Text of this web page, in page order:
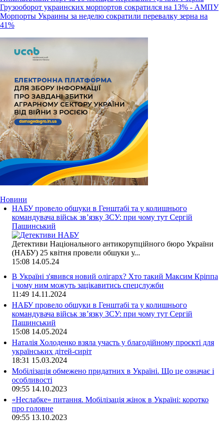
Грузооборот украинских морпортов сократился на 13% - АМПУ
Морпорты Украины за неделю сократили перевалку зерна на
41%
Новини
НАБУ провело обшуки в Генштабі та у колишнього
командувача військ зв’язку ЗСУ: при чому тут Сергій
Пашинський
Детективи Національного антикорупційного бюро України
(НАБУ) 25 квітня провели обшуки у...
15:08 14.05.24
В Україні з'явився новий олігарх? Хто такий Максим Кріппа
і чому ним можуть зацікавитись спецслужби
11:49 14.11.2024
НАБУ провело обшуки в Генштабі та у колишнього
командувача військ зв’язку ЗСУ: при чому тут Сергій
Пашинський
15:08 14.05.2024
Наталія Холоденко взяла участь у благодійному проєкті для
українських дітей-сиріт
18:31 15.03.2024
Мобілізація обмежено придатних в Україні. Що це означає і
особливості
09:55 14.10.2023
«Неслабке» питання. Мобілізація жінок в Україні: коротко
про головне
09:55 13.10.2023